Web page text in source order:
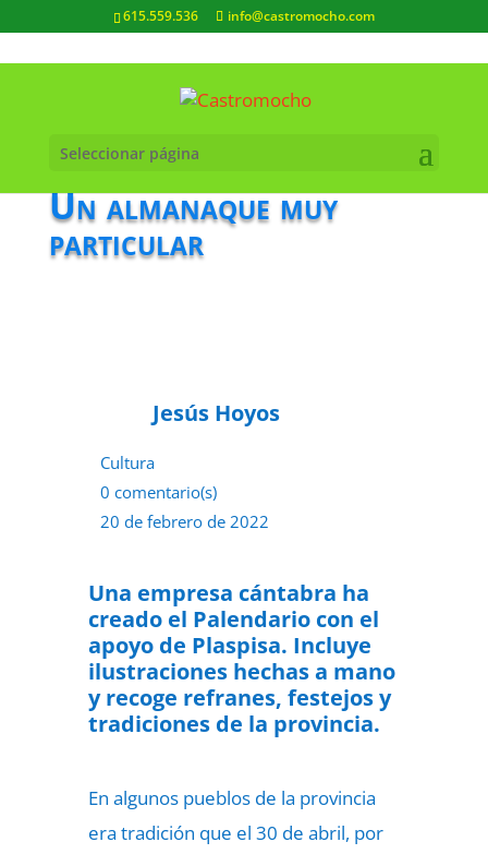
615.559.536 info@castromocho.com
Seleccionar página
Un almanaque muy
particular
Jesús Hoyos
Cultura
0 comentario(s)
20 de febrero de 2022
Una empresa cántabra ha
creado el Palendario con el
apoyo de Plaspisa. Incluye
ilustraciones hechas a mano
y recoge refranes, festejos y
tradiciones de la provincia.
En algunos pueblos de la provincia
era tradición que el 30 de abril, por